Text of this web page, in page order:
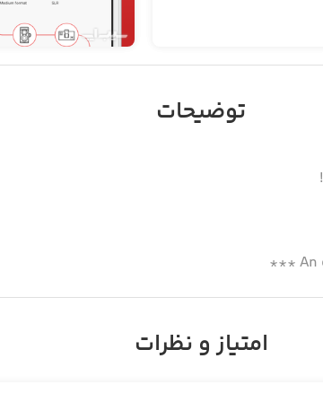
توضیحات
Perfect inامتیاز و نظرات